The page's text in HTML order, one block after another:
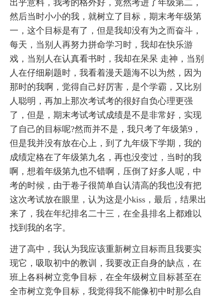
出乎意料，我考的格外好，竟然考进了年级第二，
然后当时小小的我，就树立了目标，期末考年级第
一，这个目标是有了，但是我却没有为之而奋斗，
每天，当别人再努力拼命学习时，我却在快乐游
戏，当别人在认真看书时，我却在呆呆 走神，当别
人在仔细刷题时，我看着漫天题海不以为然，因为
那时的我啊，觉得自己好厉害，是个学霸，又比别
人聪明，再加上那次考试考的很好自负心理更强
了，但是，期末考试考试成绩是不是非常好，实现
了自己的目标呢?然而并不是，我只考了年级第9，
但是我并没有放在心上，到了九年级下学期，我的
成绩定格在了年级第九名，再也没变过，当时的我
啊，想着年级第九也不错啊，压倒了好多人呢，中
考的时候，由于卷子很简单自认清高的我也没有把
这次考试放在眼里，认为这是小kiss，最后，结果出
来了，我在年纪排名二十三，在全县排名上都难以
找到我的名字。
进了高中，我认为我应该重新树立目标而且我要实
现它，吸取初中的教训，我要改正自身的缺点，在
班上各科树立竞争目标，在全年级树立目标甚至在
全市树立竞争目标，我觉得我不能像初中时那么自